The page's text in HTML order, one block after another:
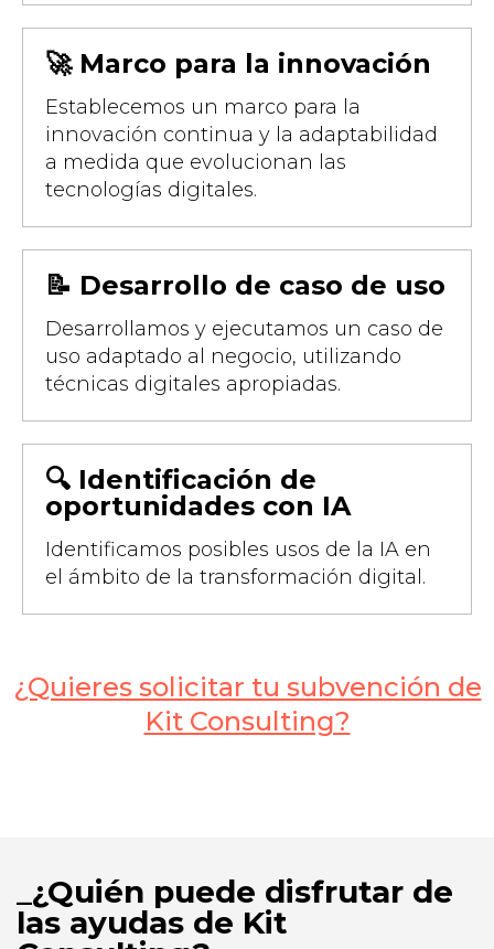
🚀 Marco para la innovación
Establecemos un marco para la
innovación continua y la adaptabilidad
a medida que evolucionan las
tecnologías digitales.
📝 Desarrollo de caso de uso
Desarrollamos y ejecutamos un caso de
uso adaptado al negocio, utilizando
técnicas digitales apropiadas.
🔍 Identificación de
oportunidades con IA
Identificamos posibles usos de la IA en
el ámbito de la transformación digital.
¿Quieres solicitar tu subvención de
Kit Consulting?
¿Quién puede disfrutar de
las ayudas de Kit